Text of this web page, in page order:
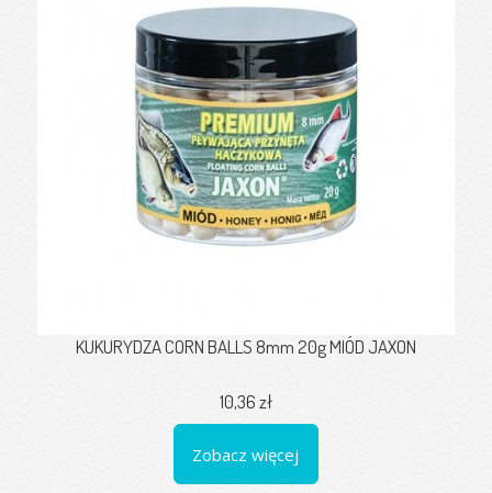
KUKURYDZA CORN BALLS 8mm 20g MIÓD JAXON
10,36 zł
Zobacz więcej